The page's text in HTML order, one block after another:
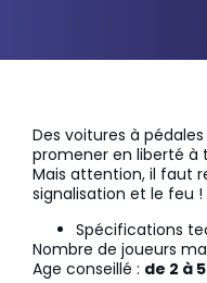
Des voitures à
promener en liberté à
Mais attention, il faut
signalisation et le feu !
Spécifications
Nombre de joueurs
Age conseillé : de 2 à